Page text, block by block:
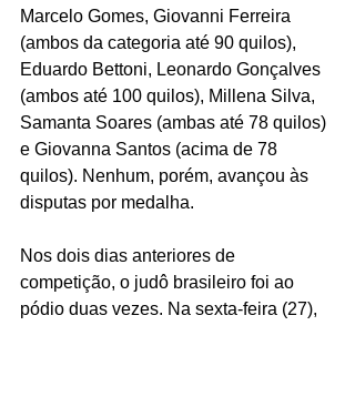
Marcelo Gomes, Giovanni Ferreira
(ambos da categoria até 90 quilos),
Eduardo Bettoni, Leonardo Gonçalves
(ambos até 100 quilos), Millena Silva,
Samanta Soares (ambas até 78 quilos)
e Giovanna Santos (acima de 78
quilos). Nenhum, porém, avançou às
disputas por medalha.
Nos dois dias anteriores de
competição, o judô brasileiro foi ao
pódio duas vezes. Na sexta-feira (27),